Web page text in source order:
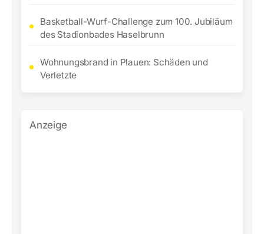
Basketball-Wurf-Challenge zum 100. Jubiläum
des Stadionbades Haselbrunn
Wohnungsbrand in Plauen: Schäden und
Verletzte
Anzeige